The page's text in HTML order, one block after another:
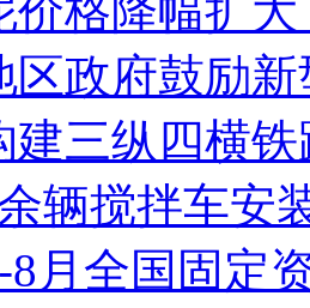
价格降幅扩
区政府鼓励
建三纵四横
辆搅拌车安
8月全国固定